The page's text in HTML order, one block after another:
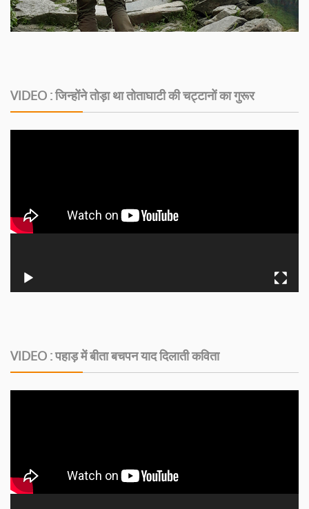
VIDEO : जिन्होंने तोड़ा था तोताघाटी की चट्टानों का गुरूर
VIDEO : पहाड़ में बीता बचपन याद दिलाती कविता